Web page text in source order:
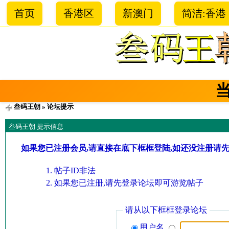
首页 香港区 新澳门 简洁:香港
叁码王朝 » 论坛提示
叁码王朝 提示信息
如果您已注册会员,请直接在底下框框登陆,如还没注册请
帖子ID非法
如果您已注册,请先登录论坛即可游览帖子
请从以下框框登录论坛
用户名